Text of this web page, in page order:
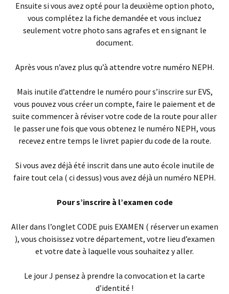
Ensuite si vous avez opté pour la deuxième option photo,
vous complétez la fiche demandée et vous incluez
seulement votre photo sans agrafes et en signant le
document.
Après vous n’avez plus qu’à attendre votre numéro NEPH.
Mais inutile d’attendre le numéro pour s’inscrire sur EVS,
vous pouvez vous créer un compte, faire le paiement et de
suite commencer à réviser votre code de la route pour aller
le passer une fois que vous obtenez le numéro NEPH, vous
recevez entre temps le livret papier du code de la route.
Si vous avez déjà été inscrit dans une auto école inutile de
faire tout cela ( ci dessus) vous avez déjà un numéro NEPH.
Pour s’inscrire à l’examen code
Aller dans l’onglet CODE puis EXAMEN ( réserver un examen
), vous choisissez votre département, votre lieu d’examen
et votre date à laquelle vous souhaitez y aller.
Le jour J pensez à prendre la convocation et la carte
d’identité !